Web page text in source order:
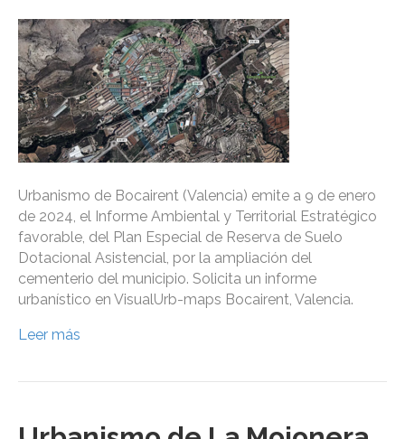
Urbanismo de Bocairent (Valencia) emite a 9 de enero
de 2024, el Informe Ambiental y Territorial Estratégico
favorable, del Plan Especial de Reserva de Suelo
Dotacional Asistencial, por la ampliación del
cementerio del municipio. Solicita un informe
urbanístico en VisualUrb-maps Bocairent, Valencia.
Leer más